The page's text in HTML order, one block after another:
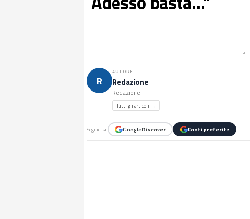
R
AUTORE
Redazione
Redazione
Tutti gli articoli →
Seguici su GoogleDiscover Fonti preferite